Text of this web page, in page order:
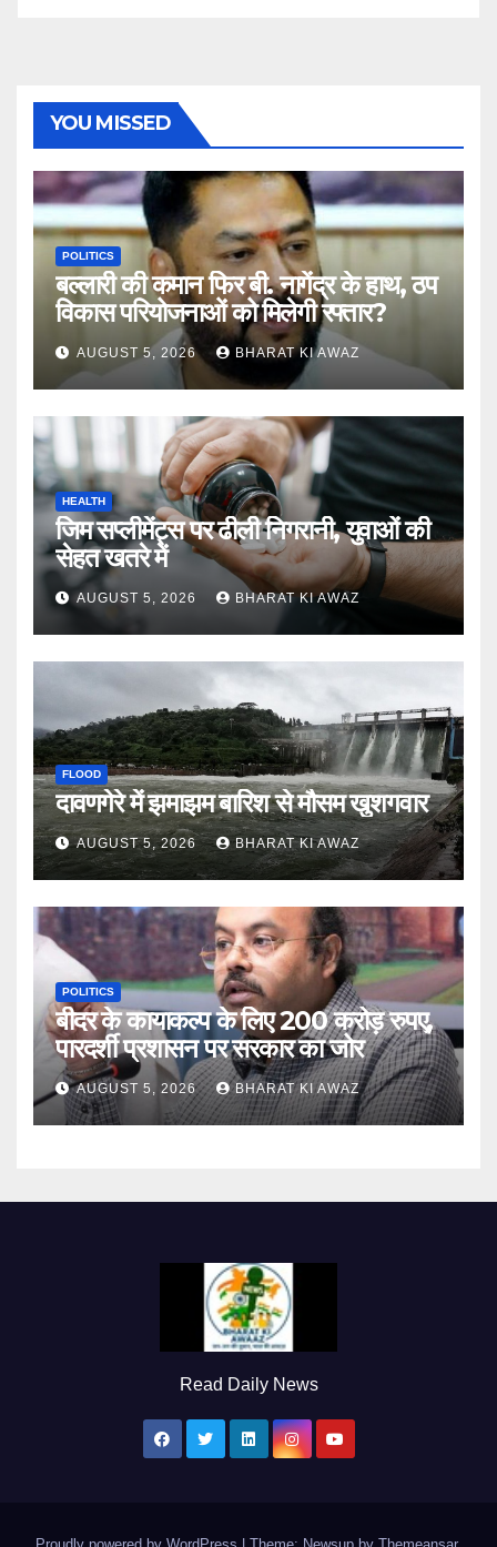
YOU MISSED
POLITICS
बल्लारी की कमान फिर बी. नागेंद्र के हाथ, ठप
विकास परियोजनाओं को मिलेगी रफ्तार?
AUGUST 5, 2026 BHARAT KI AWAZ
HEALTH
जिम सप्लीमेंट्स पर ढीली निगरानी, युवाओं की
सेहत खतरे में
AUGUST 5, 2026 BHARAT KI AWAZ
FLOOD
दावणगेरे में झमाझम बारिश से मौसम खुशगवार
AUGUST 5, 2026 BHARAT KI AWAZ
POLITICS
बीदर के कायाकल्प के लिए 200 करोड़ रुपए,
पारदर्शी प्रशासन पर सरकार का जोर
AUGUST 5, 2026 BHARAT KI AWAZ
Read Daily News